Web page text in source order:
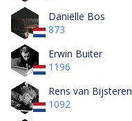
Daniëlle Bos
873
Erwin Buiter
1196
Rens van Bijsteren
1092